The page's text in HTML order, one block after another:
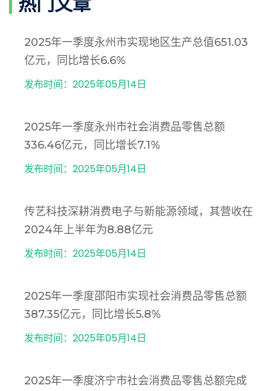
2025年一季度永州市实现地区生产总值651.03
亿元，同比增长6.6%
发布时间：2025年05月14日
2025年一季度永州市社会消费品零售总额
336.46亿元，同比增长7.1%
发布时间：2025年05月14日
传艺科技深耕消费电子与新能源领域，其营收在
2024年上半年为8.88亿元
发布时间：2025年05月14日
2025年一季度邵阳市实现社会消费品零售总额
387.35亿元，同比增长5.8%
发布时间：2025年05月14日
2025年一季度济宁市社会消费品零售总额完成